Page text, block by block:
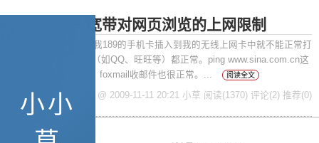
小小
突破电信3G宽带对网页浏览的上网限制
摘要： 从上周开始用我189的手机卡插入到我的无线上网卡中就不能正常打
开网页了，其它的IM（如QQ、旺旺等）都正常。ping www.sina.com.cn这
些网址也是很正常的。foxmail收邮件也很正常。...
阅读全文
posted @ 2009-11-11 20:21 小草 阅读(1370) 评论(2) 推荐(0)